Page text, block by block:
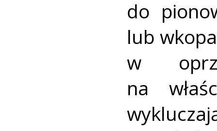
do
lub
w
na